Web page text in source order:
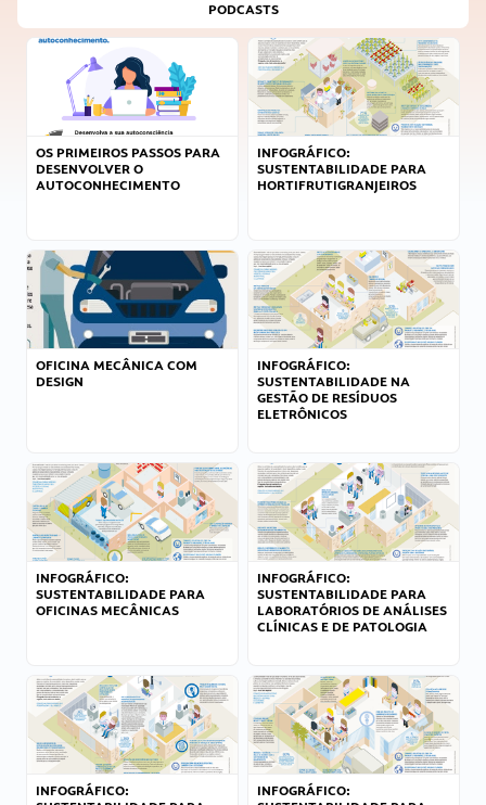
PODCASTS
OS PRIMEIROS PASSOS PARA
DESENVOLVER O
AUTOCONHECIMENTO
INFOGRÁFICO:
SUSTENTABILIDADE PARA
HORTIFRUTIGRANJEIROS
OFICINA MECÂNICA COM
DESIGN
INFOGRÁFICO:
SUSTENTABILIDADE NA
GESTÃO DE RESÍDUOS
ELETRÔNICOS
INFOGRÁFICO:
SUSTENTABILIDADE PARA
OFICINAS MECÂNICAS
INFOGRÁFICO:
SUSTENTABILIDADE PARA
LABORATÓRIOS DE ANÁLISES
CLÍNICAS E DE PATOLOGIA
INFOGRÁFICO:
INFOGRÁFICO: